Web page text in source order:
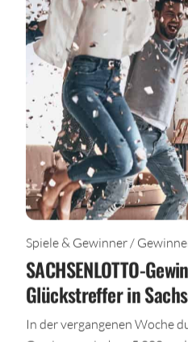
Spiele & Gewinner /
SACHSENLOTTO-
Glückstreffer in
In der vergangenen Woche